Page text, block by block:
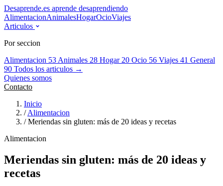
Desaprende.es aprende desaprendiendo
AlimentacionAnimalesHogarOcioViajes
Articulos
Por seccion
Alimentacion 53 Animales 28 Hogar 20 Ocio 56 Viajes 41 General
90 Todos los articulos →
Quienes somos
Contacto
Inicio
/ Alimentacion
/ Meriendas sin gluten: más de 20 ideas y recetas
Alimentacion
Meriendas sin gluten: más de 20 ideas y
recetas